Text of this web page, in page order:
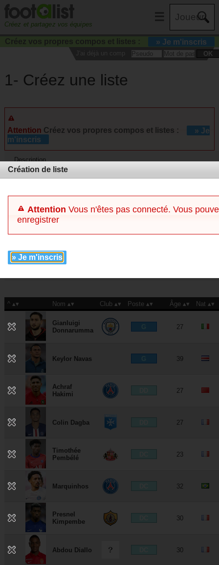
Créez et partagez vos équipes
☰
Créez vos propres compos et listes : » Je m'inscris
J'ai déjà un compte : OK
1- Créez une liste
Attention Créez vos propres compos et listes :
» Je
m'inscris
Description
Pays
^ Nom Club Poste Âge Nat
Gianluigi
Donnarumma
27
Keylor Navas 39
Achraf
Hakimi
27
Colin Dagba 27
Timothée
Pembélé
23
Marquinhos 32
Presnel
Kimpembe
30
Abdou Diallo 30
Création de liste
Attention Vous n'êtes pas connecté. Vous
enregistrer
» Je m'inscris